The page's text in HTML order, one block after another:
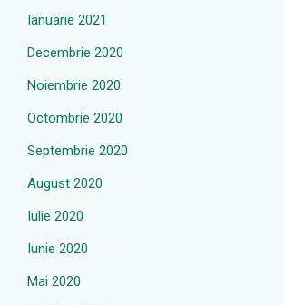
Ianuarie 2021
Decembrie 2020
Noiembrie 2020
Octombrie 2020
Septembrie 2020
August 2020
Iulie 2020
Iunie 2020
Mai 2020